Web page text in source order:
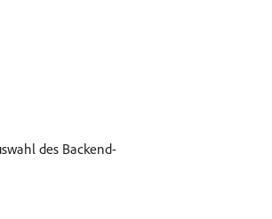
des Backend-